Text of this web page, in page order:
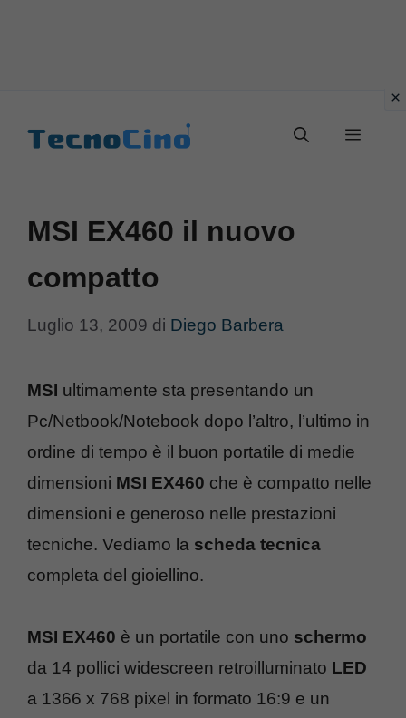
Menu
MSI EX460 il nuovo
compatto
Luglio 13, 2009 di Diego Barbera
MSI ultimamente sta presentando un
Pc/Netbook/Notebook dopo l’altro, l’ultimo in
ordine di tempo è il buon portatile di medie
dimensioni MSI EX460 che è compatto nelle
dimensioni e generoso nelle prestazioni
tecniche. Vediamo la scheda tecnica
completa del gioiellino.
MSI EX460 è un portatile con uno schermo
da 14 pollici widescreen retroilluminato LED
a 1366 x 768 pixel in formato 16:9 e un